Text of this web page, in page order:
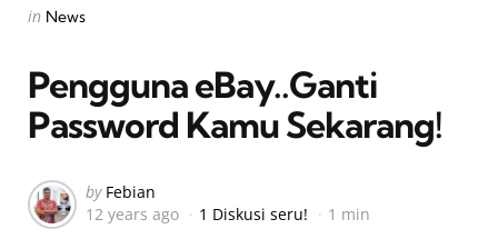
Categories
Posted
in News
Pengguna eBay..Ganti
Password Kamu Sekarang!
Posted
by
by Febian
12 years ago
1 Diskusi seru! 1 min